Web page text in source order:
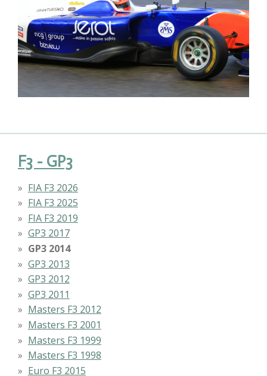
F3 - GP3
FIA F3 2026
FIA F3 2025
FIA F3 2019
GP3 2017
GP3 2014
GP3 2013
GP3 2012
GP3 2011
Masters F3 2012
Masters F3 2001
Masters F3 1999
Masters F3 1998
Euro F3 2015